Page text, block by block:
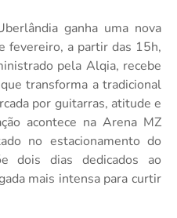
ganha uma nova
fevereiro, a partir das 15h,
pela Alqia, recebe
transforma a tradicional
por guitarras, atitude e
acontece na Arena MZ
no estacionamento do
dois dias dedicados ao
mais intensa para curtir